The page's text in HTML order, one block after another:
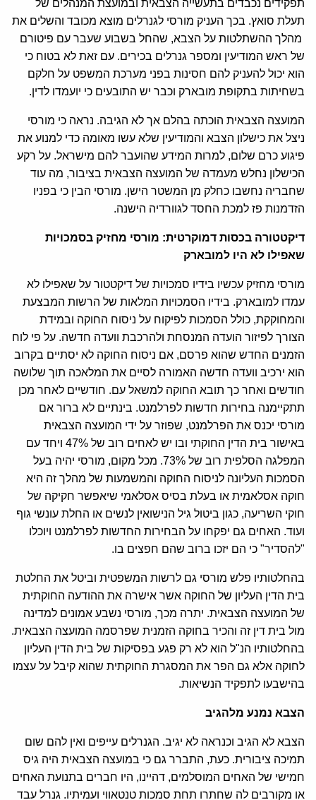
תפקידים נכבדים בתעשייה הצבאית ובמועצת המנהלים של
תעלת סואץ. בכך העניק מורסי לגנרלים מוצא מכובד והשלים את
מהלך ההשתלטות על הצבא, שהחל בשבוע שעבר עם פיטורם
של ראש המודיעין ומספר גנרלים בכירים. עם זאת לא בטוח כי
הוא יכול להעניק להם חסינות בפני מערכת המשפט על חלקם
בשחיתות בתקופת מובארק וכבר יש התובעים כי יועמדו לדין.
המועצה הצבאית הוכתה בהלם אך לא הגיבה. נראה כי מורסי
ניצל את כישלון הצבא והמודיעין שלא עשו מאומה כדי למנוע את
פיגוע כרם שלום, למרות המידע שהועבר להם מישראל. על רקע
הכישלון נחלש מעמדה של המועצה הצבאית בציבור, מה עוד
שחבריה נחשבו כחלק מן המשטר הישן. מורסי הבין כי בפניו
הזדמנות פז למכת החסד לגוורדיה הישנה.
דיקטטורה בכסות דמוקרטית: מורסי מחזיק בסמכויות
שאפילו לא היו למובארק
מורסי מחזיק עכשיו בידיו סמכויות של דיקטטור על שאפילו לא
עמדו למובארק. בידיו הסמכויות המלאות של הרשות המבצעת
והמחוקקת, כולל הסמכות לפיקוח על ניסוח החוקה ובמידת
הצורך לפיזור הועדה המנסחת ולהרכבת וועדה חדשה. על פי לוח
הזמנים החדש שהוא פרסם, אם ניסוח החוקה לא יסתיים בקרוב
הוא ירכיב וועדה חדשה האמורה לסיים את המלאכה תוך שלושה
חודשים ואחר כך תובא החוקה למשאל עם. חודשיים לאחר מכן
תתקיימנה בחירות חדשות לפרלמנט. בינתיים לא ברור אם
מורסי יכנס את הפרלמנט, שפוזר על ידי המועצה הצבאית
באישור בית הדין החוקתי ובו יש לאחים רוב של 47% ויחד עם
המפלגה הסלפית רוב של 73%. מכל מקום, מורסי יהיה בעל
הסמכות העליונה לניסוח החוקה והמשמעות של מהלך זה היא
חוקה אסלאמית או בעלת בסיס אסלאמי שיאפשר חקיקה של
חוקי השריעה, כגון ביטול גיל הנישואין לנשים או החלת עונשי גוף
ועוד. האחים גם יפקחו על הבחירות החדשות לפרלמנט ויוכלו
"להסדיר" כי הם יזכו ברוב שהם חפצים בו.
בהחלטותיו פלש מורסי גם לרשות המשפטית וביטל את החלטת
בית הדין העליון של החוקה אשר אישרה את ההודעה החוקתית
של המועצה הצבאית. יתרה מכך, מורסי נשבע אמונים למדינה
מול בית דין זה והכיר בחוקה הזמנית שפרסמה המועצה הצבאית.
בהחלטותיו הנ"ל הוא לא רק פגע בפסיקות של בית הדין העליון
לחוקה אלא גם הפר את המסגרת החוקתית שהוא קיבל על עצמו
בהישבעו לתפקיד הנשיאות.
הצבא נמנע מלהגיב
הצבא לא הגיב וכנראה לא יגיב. הגנרלים עייפים ואין להם שום
תמיכה ציבורית. כעת, התברר גם כי במועצה הצבאית היה גיס
חמישי של האחים המוסלמים, דהיינו, היו חברים בתנועת האחים
או מקורבים לה שחתרו תחת סמכות טנטאווי ועמיתיו. גנרל עבד